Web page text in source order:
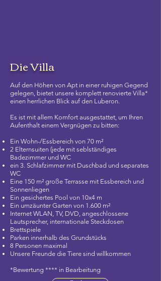
Die Villa
Auf den Höhen von Apt in einer ruhigen Gegend
gelegen, bietet unsere komplett renovierte Villa*
einen herrlichen Blick auf den Luberon.
Es ist mit allem Komfort ausgestattet, um Ihren
Aufenthalt einem Vergnügen zu bitten:
Ein Wohn-/Essbereich von 70 m²
2 Elternsuiten (jede mit seblständiges
Badezimmer und WC
ein 3. Schlafzimmer mit Duschbad und separates
WC
Eine 150 m² große Terrasse mit Essbereich und
Sonnenliegen
Ein gesichertes Pool von 10x4 m
Ein umzäunter Garten von 1.600 m²
Internet WLAN, TV, DVD, angeschlossene
Lautsprecher, internationale Steckdosen
Brettspiele
Parken innerhalb des Grundstücks
8 Personen maximal
Unsere Freunde die Tiere sind willkommen
*Bewertung **** in Bearbeitung